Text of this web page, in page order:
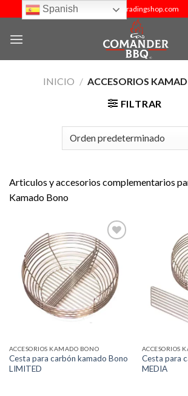
content
info@budtradingshop.com
INICIO / ACCESORIOS
FILTRAR
Articulos y accesorios complementarios
Kamado Bono
Añadir
a la
lista de
deseos
ACCESORIOS KAMADO BONO
Cesta para carbón kamado Bono
LIMITED
ACCESORIOS
Cesta para
MEDIA
Spanish